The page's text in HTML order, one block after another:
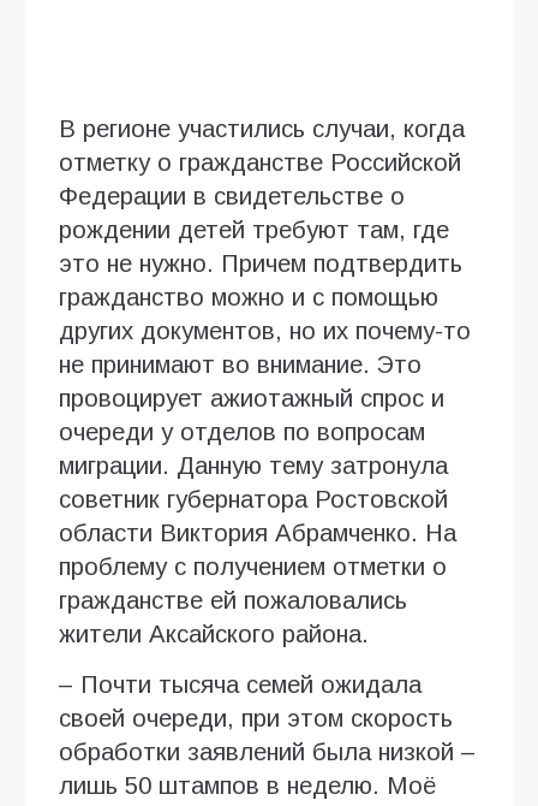
В регионе участились случаи, когда
отметку о гражданстве Российской
Федерации в свидетельстве о
рождении детей требуют там, где
это не нужно. Причем подтвердить
гражданство можно и с помощью
других документов, но их почему-то
не принимают во внимание. Это
провоцирует ажиотажный спрос и
очереди у отделов по вопросам
миграции. Данную тему затронула
советник губернатора Ростовской
области Виктория Абрамченко. На
проблему с получением отметки о
гражданстве ей пожаловались
жители Аксайского района.
– Почти тысяча семей ожидала
своей очереди, при этом скорость
обработки заявлений была низкой –
лишь 50 штампов в неделю. Моё